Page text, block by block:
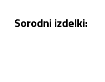
Sorodni izdelki: